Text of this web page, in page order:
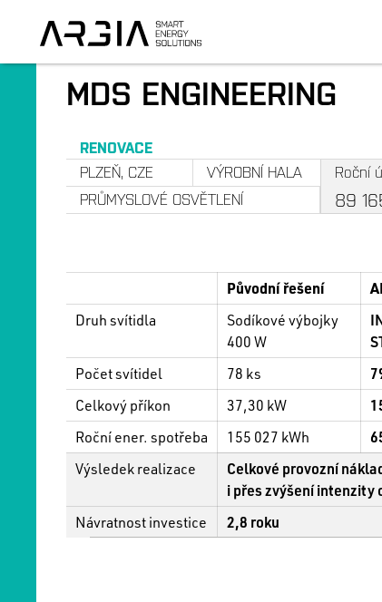
MDS ENGINEERING
RENOVACE
PLZEŇ, CZE
VÝROBNÍ HALA
PRŮMYSLOVÉ OSVĚTLENÍ
Roční
89
Původní řešení
Druh svítidla
Sodíkové výbojky
400 W
Počet svítidel
78 ks
Celkový příkon
37,30 kW
Roční ener. spotřeba
155 027 kWh
Výsledek realizace
Celkové provozní
i přes zvýšení intenzity
Návratnost investice
2,8 roku